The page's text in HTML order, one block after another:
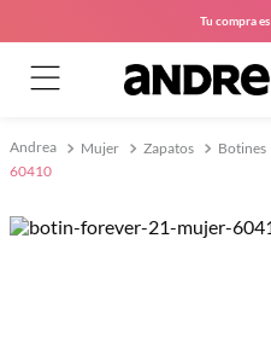
Tu compra es
Mujer Zapatos Botines
60410